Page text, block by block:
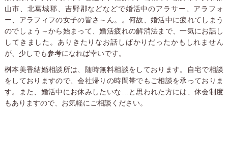
山市、北葛城郡、吉野郡などなどで婚活中のアラサー、アラフォ
ー、アラフィフの女子の皆さ～ん。。何故、婚活中に疲れてしまう
のでしょう～から始まって、婚活疲れの解消法まで、一気にお話し
してきました。ありきたりなお話しばかりだったかもしれません
が、少しでも参考になれば幸いです。
桝本美香結婚相談所は、随時無料相談をしております。自宅で相談
をしておりますので、会社帰りの時間帯でもご相談を承っておりま
す。また、婚活中にお休みしたいな…と思われた方には、休会制度
もありますので、お気軽にご相談ください。